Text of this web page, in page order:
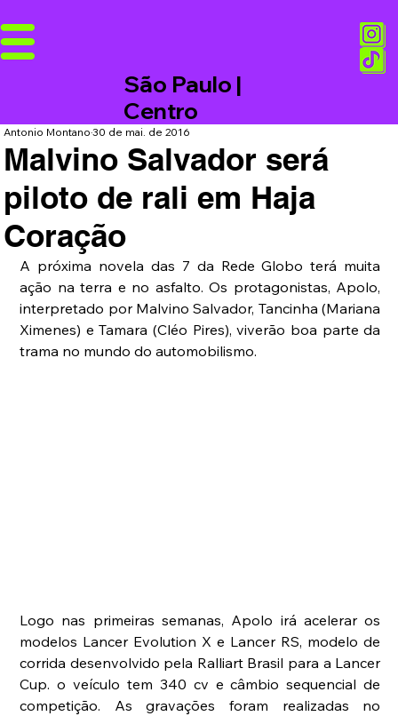
São Paulo |
Centro
Malvino Salvador será
piloto de rali em Haja
Coração
Antonio Montano30 de mai. de 2016
A próxima novela das 7 da Rede Globo terá muita
ação na terra e no asfalto. Os protagonistas, Apolo,
interpretado por Malvino Salvador, Tancinha (Mariana
Ximenes) e Tamara (Cléo Pires), viverão boa parte da
trama no mundo do automobilismo.
Logo nas primeiras semanas, Apolo irá acelerar os
modelos Lancer Evolution X e Lancer RS, modelo de
corrida desenvolvido pela Ralliart Brasil para a Lancer
Cup. o veículo tem 340 cv e câmbio sequencial de
competição. As gravações foram realizadas no